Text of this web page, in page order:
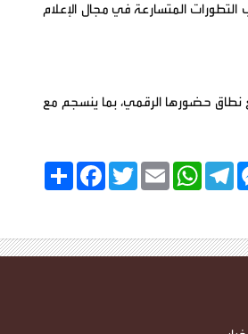
المتسارعة في مجال الإعلام
نطاق حضورها الرقمي، بما ينسجم مع
ا
F
a
o
o
T
w
e
r
E
m
W
h
A
p
T
r
a